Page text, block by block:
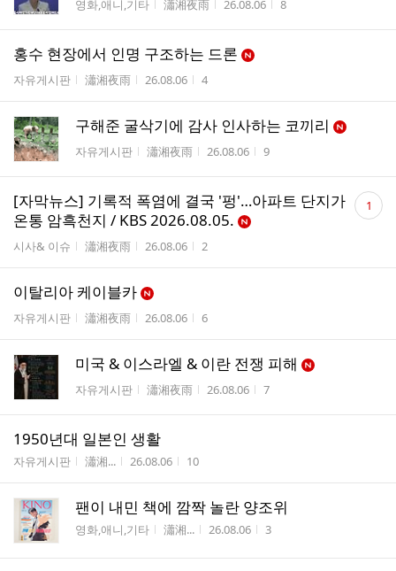
게시판명
영화,애니,기타 작성자
瀟湘夜雨 작성시간
26.08.06 조회수
8
홍수 현장에서 인명 구조하는 드론
게시판명
자유게시판 작성자
瀟湘夜雨 작성시간
26.08.06 조회수
4
구해준 굴삭기에 감사 인사하는 코끼리
게시판명
자유게시판 작성자
瀟湘夜雨 작성시간
26.08.06 조회수
9
[자막뉴스] 기록적 폭염에 결국 '펑'…아파트 단지가
온통 암흑천지 / KBS 2026.08.05.
게시판명
시사& 이슈 작성자
瀟湘夜雨 작성시간
26.08.06 조회수
2
댓
글 1
이탈리아 케이블카
게시판명
자유게시판 작성자
瀟湘夜雨 작성시간
26.08.06 조회수
6
미국 & 이스라엘 & 이란 전쟁 피해
게시판명
자유게시판 작성자
瀟湘夜雨 작성시간
26.08.06 조회수
7
1950년대 일본인 생활
게시판명
자유게시판 작성자
瀟湘... 작성시간
26.08.06 조회수
10
팬이 내민 책에 깜짝 놀란 양조위
게시판명
영화,애니,기타 작성자
瀟湘... 작성시간
26.08.06 조회수
3